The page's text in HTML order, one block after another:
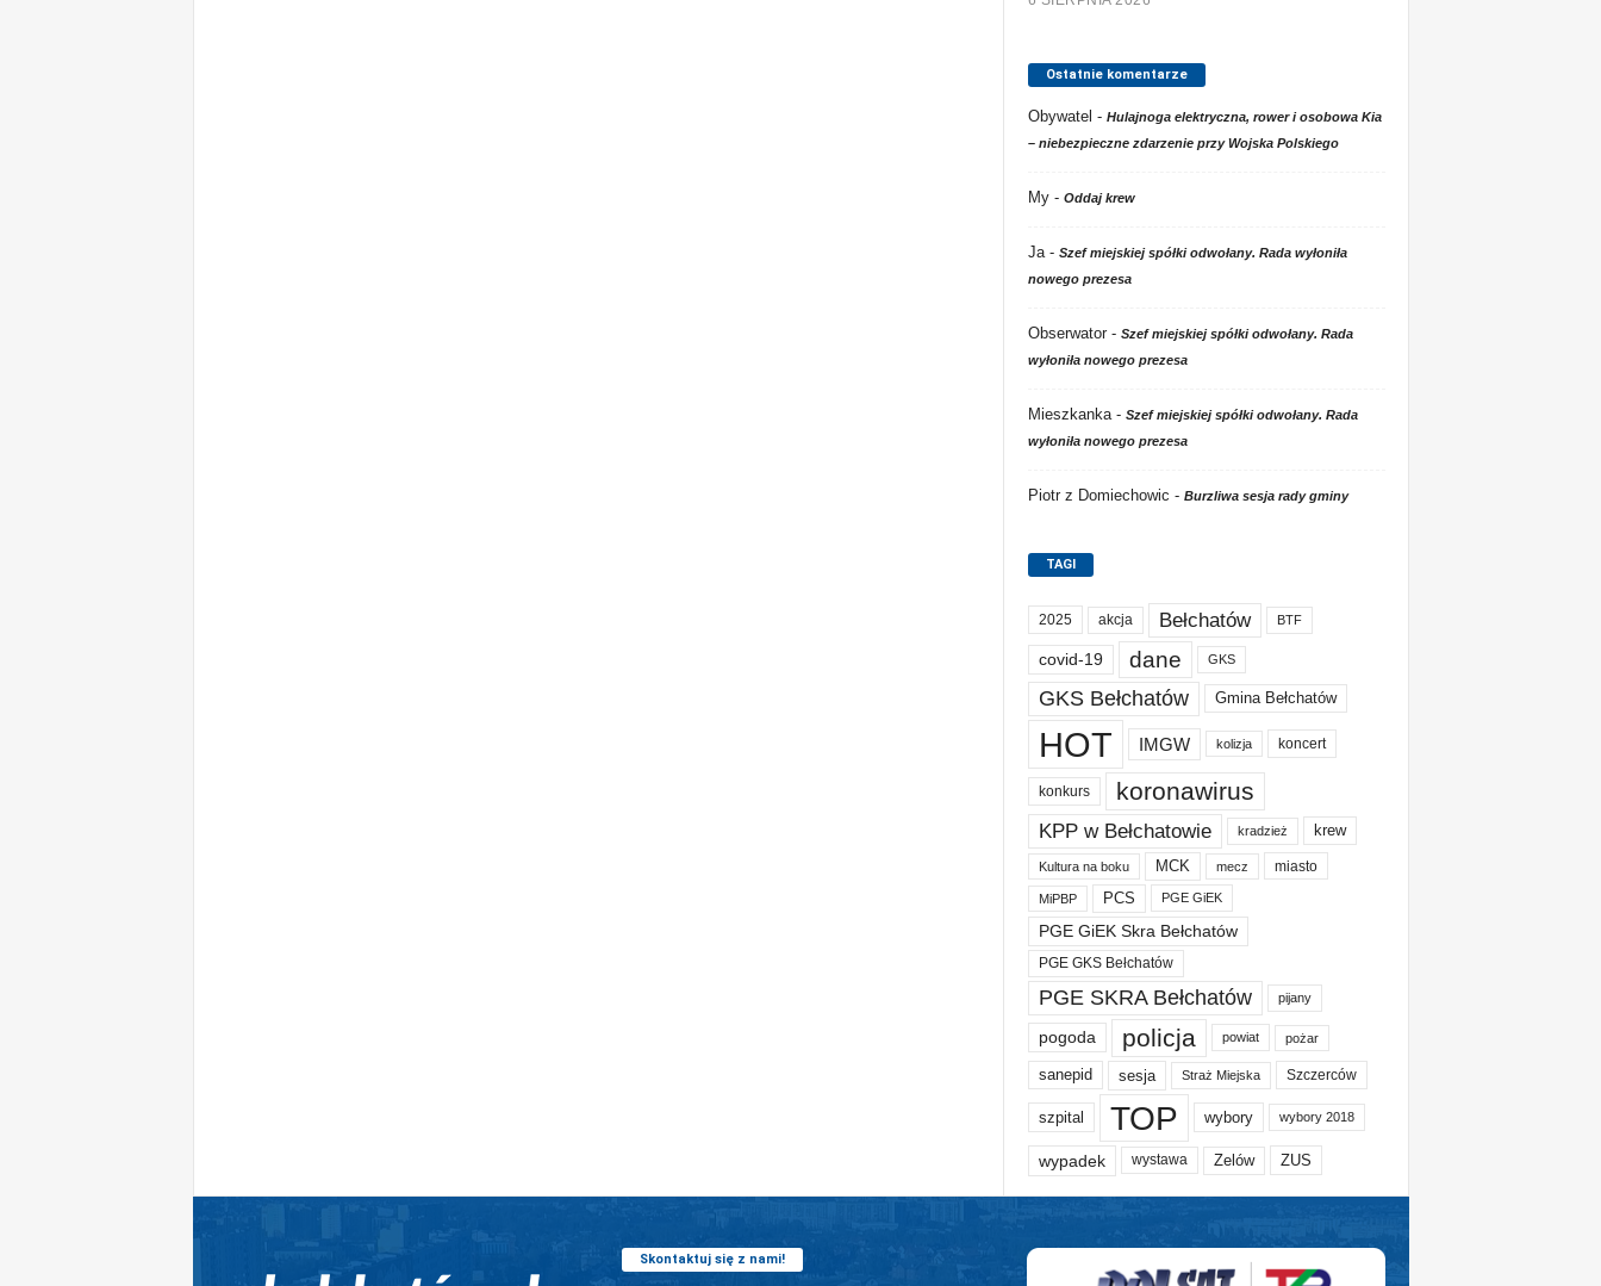
Ostatnie komentarze
Obywatel - Hulajnoga elektryczna, rower i osobowa Kia
– niebezpieczne zdarzenie przy Wojska Polskiego
My- Oddaj krew
Ja- Szef miejskiej spółki odwołany. Rada wyłoniła
nowego prezesa
Obserwator- Szef miejskiej spółki odwołany. Rada
wyłoniła nowego prezesa
Mieszkanka- Szef miejskiej spółki odwołany. Rada
wyłoniła nowego prezesa
Piotr z Domiechowic - Burzliwa sesja rady gminy
TAGI
2025 akcja Bełchatów BTF
covid-19 dane GKS
GKS Bełchatów Gmina Bełchatów
HOT IMGW kolizja koncert
konkurs koronawirus
KPP w Bełchatowie kradzież krew
Kultura na boku MCK mecz miasto
MiPBP PCS PGE GiEK
PGE GiEK Skra Bełchatów
PGE GKS Bełchatów
PGE SKRA Bełchatów pijany
pogoda policja powiat pożar
sanepid sesja Straż Miejska Szczerców
szpital TOP wybory wybory 2018
wypadek wystawa Zelów ZUS
Skontaktuj się z nami!